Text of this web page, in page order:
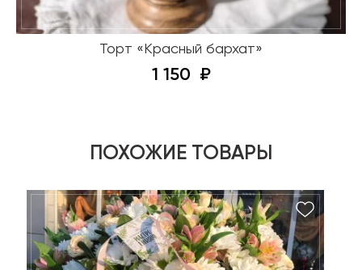
Торт «Красный бархат»
1 150
ПОХОЖИЕ ТОВАРЫ